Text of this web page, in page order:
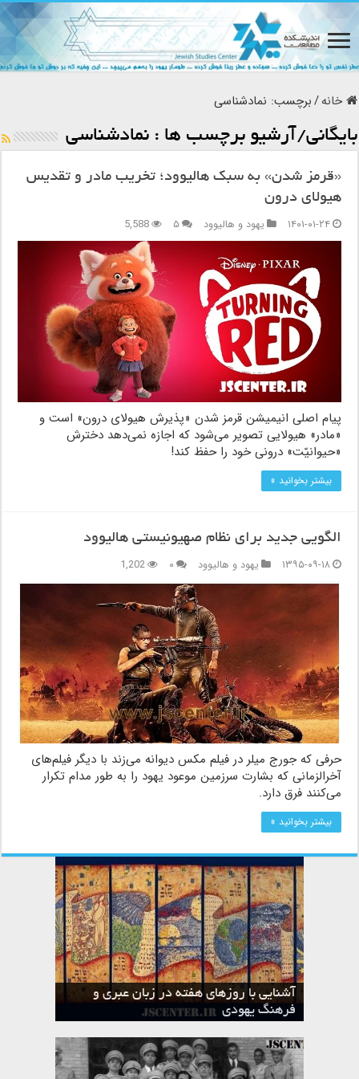
خانه/برچسب: نمادشناسی
بایگانی/آرشیو برچسب ها :نمادشناسی
«قرمز شدن» به سبک هالیوود؛ تخریب مادر و تقدیس
هیولای درون
۱۴۰۱-۰۱-۲۴
یهود و هالیوود ۵ 5,588
پیام اصلی انیمیشن قرمز شدن «پذیرش هیولای درون» است و
«مادر» هیولایی تصویر می‌شود که اجازه نمی‌دهد دخترش
«حیوانیّت» درونی خود را حفظ کند!
بیشتر بخوانید »
الگویی جدید برای نظام صهیونیستی هالیوود
۱۳۹۵-۰۹-۱۸
یهود و هالیوود ۰ 1,202
حرفی که جورج میلر در فیلم مکس دیوانه می‌زند با دیگر فیلم‌های
آخرالزمانی که بشارت سرزمین موعود یهود را به طور مدام تکرار
می‌کنند فرق دارد.
بیشتر بخوانید »
آشنایی با روزهای هفته در زبان عبری و
فرهنگ یهودی
ماه نیسان در تقویم عبری و میراث یهود
تقویم عبری
ماه شواط در تقویم عبری و میراث یهود
ماه طوت در تقویم عبری و میراث یهود
ماه حشوان در تقویم عبری و میراث یهود
ماه تیشری در تقویم عبری و میراث یهود
ماه الول در تقویم عبری و میراث یهود